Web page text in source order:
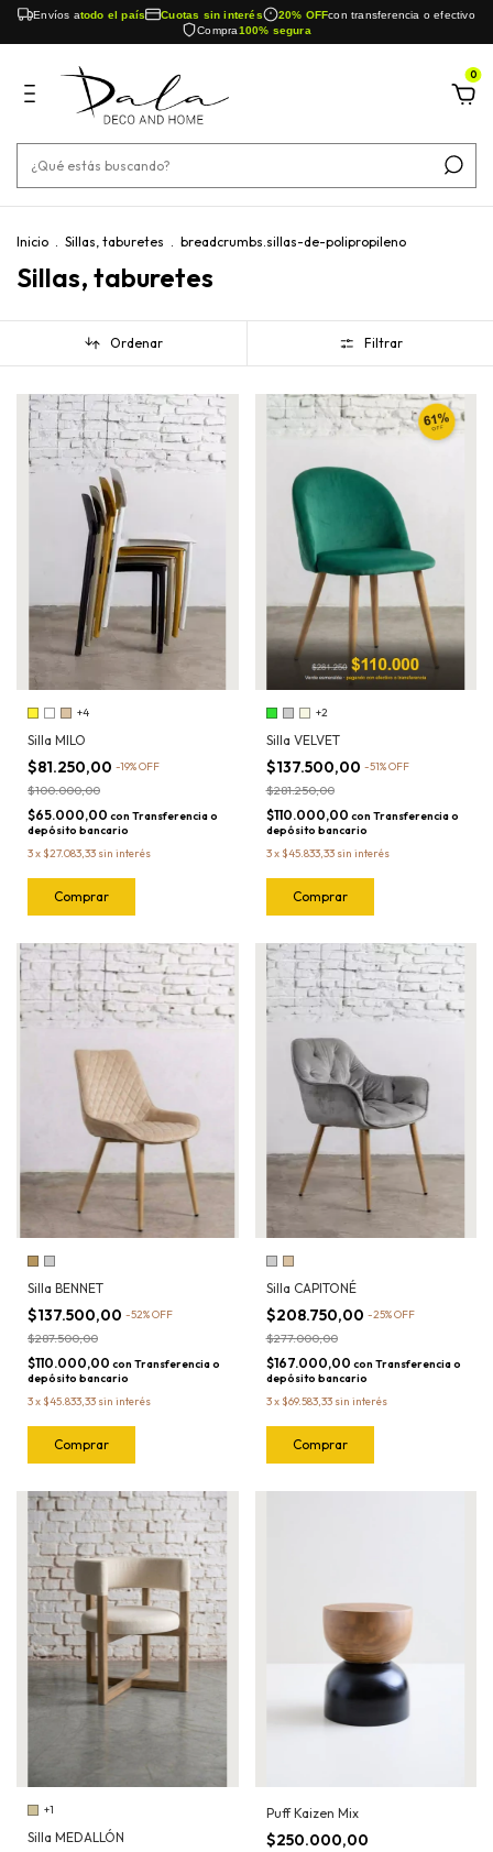
Envíos atodo el país Cuotas sin interés 20% OFFcon transferencia o efectivo
Compra100% segura
0
Inicio . Sillas, taburetes . breadcrumbs.sillas-de-polipropileno
Sillas, taburetes
Ordenar Filtrar
+4
Silla MILO
$81.250,00 -19%OFF
$100.000,00
$65.000,00 con Transferencia o
depósito bancario
3x $27.083,33 sin interés
Comprar
+2
Silla VELVET
$137.500,00 -51%OFF
$281.250,00
$110.000,00 con Transferencia o
depósito bancario
3x $45.833,33 sin interés
Comprar
Silla BENNET
$137.500,00 -52%OFF
$287.500,00
$110.000,00 con Transferencia o
depósito bancario
3x $45.833,33 sin interés
Comprar
Silla CAPITONÉ
$208.750,00 -25%OFF
$277.000,00
$167.000,00 con Transferencia o
depósito bancario
3x $69.583,33 sin interés
Comprar
+1
Silla MEDALLÓN
Puff Kaizen Mix
$250.000,00